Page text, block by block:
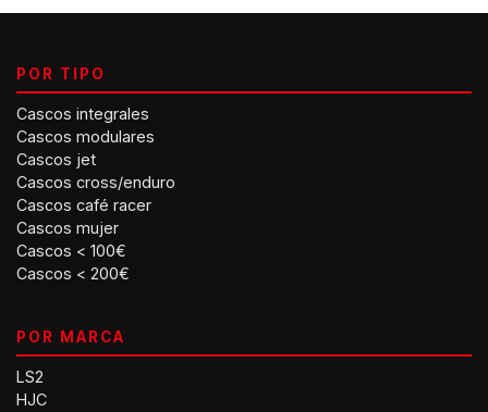
POR TIPO
Cascos integrales
Cascos modulares
Cascos jet
Cascos cross/enduro
Cascos café racer
Cascos mujer
Cascos < 100€
Cascos < 200€
POR MARCA
LS2
HJC